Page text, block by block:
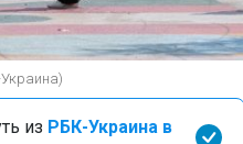
из РБК-Украина в